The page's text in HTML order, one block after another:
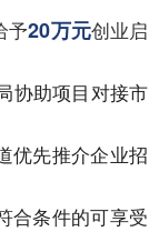
予20万元创业启
协助项目对接市
优先推介企业招
合条件的可享受